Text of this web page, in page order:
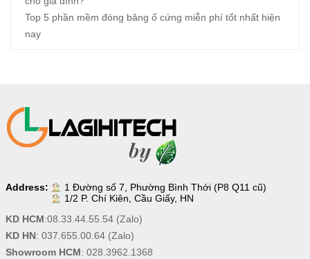
Top 5 phần mềm đóng băng ổ cứng miễn phí tốt nhất hiện
nay
Address:
1 Đường số 7, Phường Bình Thới (P8 Q11 cũ)
1/2 P. Chí Kiên, Cầu Giấy, HN
KD HCM:08.33.44.55.54(Zalo)
KD HN: 037.655.00.64(Zalo)
Showroom HCM: 028.3962.1368